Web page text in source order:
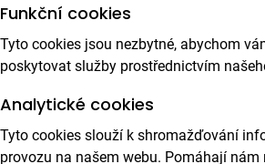
Funkční cookies
Tyto cookies jsou nezbytné, abychom
poskytovat služby prostřednictvím
Analytické cookies
Tyto cookies slouží k shromažďování
provozu na našem webu. Pomáhají nám